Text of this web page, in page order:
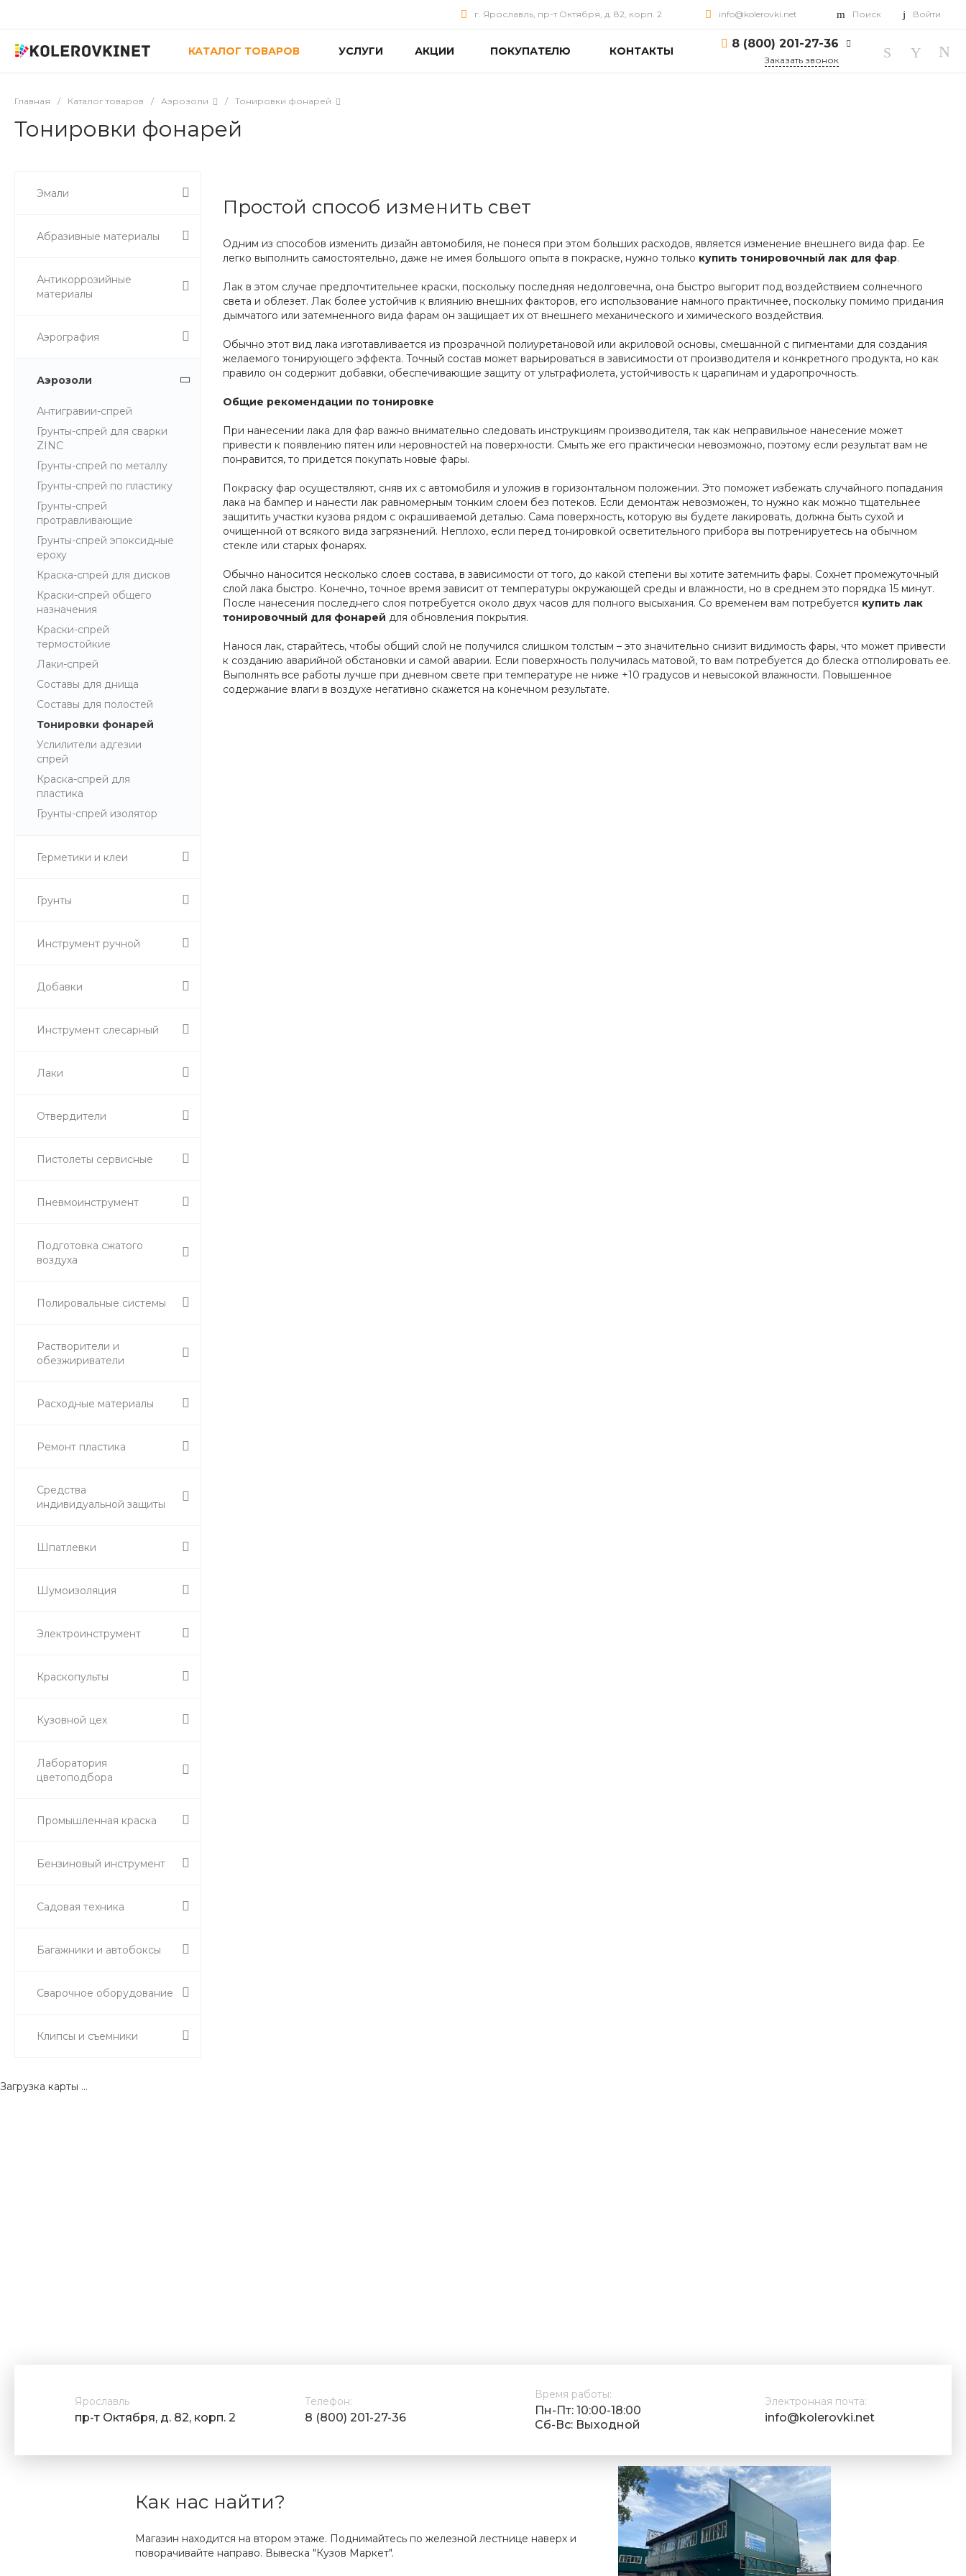
г. Ярославль, пр-т Октября, д. 82, корп. 2 info@kolerovki.net Поиск Войти
КАТАЛОГ ТОВАРОВ УСЛУГИ АКЦИИ ПОКУПАТЕЛЮ КОНТАКТЫ
8 (800) 201-27-36
Заказать звонок
Главная / Каталог товаров / Аэрозоли / Тонировки фонарей
Тонировки фонарей
Эмали
Абразивные материалы
Антикоррозийные
материалы
Аэрография
Аэрозоли
Антигравии-спрей
Грунты-спрей для сварки
ZINC
Грунты-спрей по металлу
Грунты-спрей по пластику
Грунты-спрей
протравливающие
Грунты-спрей эпоксидные
epoxy
Краска-спрей для дисков
Краски-спрей общего
назначения
Краски-спрей
термостойкие
Лаки-спрей
Составы для днища
Составы для полостей
Тонировки фонарей
Услилители адгезии
спрей
Краска-спрей для
пластика
Грунты-спрей изолятор
Герметики и клеи
Грунты
Инструмент ручной
Добавки
Инструмент слесарный
Лаки
Отвердители
Пистолеты сервисные
Пневмоинструмент
Подготовка сжатого
воздуха
Полировальные системы
Растворители и
обезжириватели
Расходные материалы
Ремонт пластика
Средства
индивидуальной защиты
Шпатлевки
Шумоизоляция
Электроинструмент
Краскопульты
Кузовной цех
Лаборатория
цветоподбора
Промышленная краска
Бензиновый инструмент
Садовая техника
Багажники и автобоксы
Сварочное оборудование
Клипсы и съемники
Простой способ изменить свет
Одним из способов изменить дизайн автомобиля, не понеся при этом больших расходов, является изменение внешнего вида фар. Ее
легко выполнить самостоятельно, даже не имея большого опыта в покраске, нужно только купить тонировочный лак для фар.
Лак в этом случае предпочтительнее краски, поскольку последняя недолговечна, она быстро выгорит под воздействием солнечного
света и облезет. Лак более устойчив к влиянию внешних факторов, его использование намного практичнее, поскольку помимо придания
дымчатого или затемненного вида фарам он защищает их от внешнего механического и химического воздействия.
Обычно этот вид лака изготавливается из прозрачной полиуретановой или акриловой основы, смешанной с пигментами для создания
желаемого тонирующего эффекта. Точный состав может варьироваться в зависимости от производителя и конкретного продукта, но как
правило он содержит добавки, обеспечивающие защиту от ультрафиолета, устойчивость к царапинам и ударопрочность.
Общие рекомендации по тонировке
При нанесении лака для фар важно внимательно следовать инструкциям производителя, так как неправильное нанесение может
привести к появлению пятен или неровностей на поверхности. Смыть же его практически невозможно, поэтому если результат вам не
понравится, то придется покупать новые фары.
Покраску фар осуществляют, сняв их с автомобиля и уложив в горизонтальном положении. Это поможет избежать случайного попадания
лака на бампер и нанести лак равномерным тонким слоем без потеков. Если демонтаж невозможен, то нужно как можно тщательнее
защитить участки кузова рядом с окрашиваемой деталью. Сама поверхность, которую вы будете лакировать, должна быть сухой и
очищенной от всякого вида загрязнений. Неплохо, если перед тонировкой осветительного прибора вы потренируетесь на обычном
стекле или старых фонарях.
Обычно наносится несколько слоев состава, в зависимости от того, до какой степени вы хотите затемнить фары. Сохнет промежуточный
слой лака быстро. Конечно, точное время зависит от температуры окружающей среды и влажности, но в среднем это порядка 15 минут.
После нанесения последнего слоя потребуется около двух часов для полного высыхания. Со временем вам потребуется купить лак
тонировочный для фонарей для обновления покрытия.
Нанося лак, старайтесь, чтобы общий слой не получился слишком толстым – это значительно снизит видимость фары, что может привести
к созданию аварийной обстановки и самой аварии. Если поверхность получилась матовой, то вам потребуется до блеска отполировать ее.
Выполнять все работы лучше при дневном свете при температуре не ниже +10 градусов и невысокой влажности. Повышенное
содержание влаги в воздухе негативно скажется на конечном результате.
Загрузка карты ...
Ярославль
пр-т Октября, д. 82, корп. 2
Телефон:
8 (800) 201-27-36
Время работы:
Пн-Пт: 10:00-18:00
Cб-Вс: Выходной
Электронная почта:
info@kolerovki.net
Как нас найти?
Магазин находится на втором этаже. Поднимайтесь по железной лестнице наверх и
поворачивайте направо. Вывеска "Кузов Маркет".